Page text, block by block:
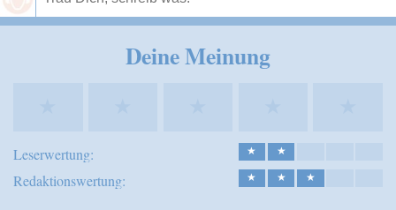
Deine Meinung
Leserwertung: ★ ★
Redaktionswertung: ★ ★ ★